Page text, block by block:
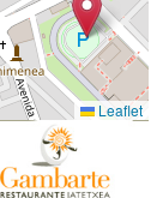
Leaflet